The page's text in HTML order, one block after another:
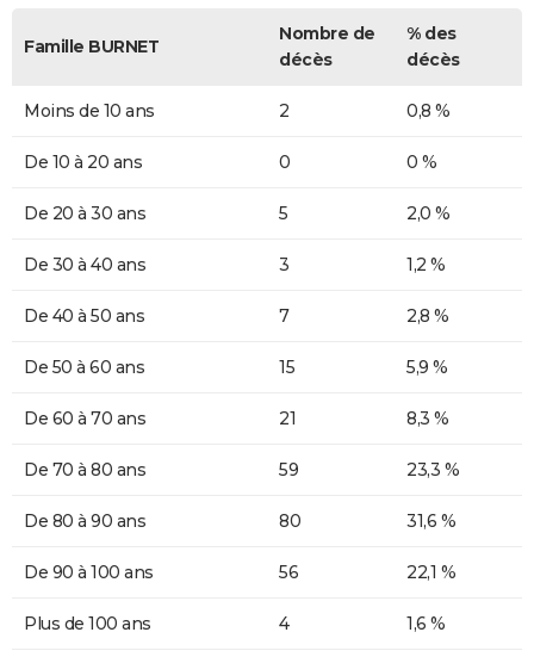
Famille BURNET
Nombre de
décès
% des
décès
Moins de 10 ans 2 0,8 %
De 10 à 20 ans 0 0 %
De 20 à 30 ans 5 2,0 %
De 30 à 40 ans 3 1,2 %
De 40 à 50 ans 7 2,8 %
De 50 à 60 ans 15 5,9 %
De 60 à 70 ans 21 8,3 %
De 70 à 80 ans 59 23,3 %
De 80 à 90 ans 80 31,6 %
De 90 à 100 ans 56 22,1 %
Plus de 100 ans 4 1,6 %